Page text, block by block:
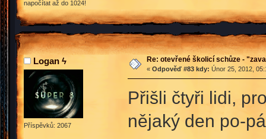
napočítat až do 1024!
Logan ϟ
Příspěvků: 2067
Re: otevřené školicí schůze -
« Odpověď #83 kdy: Únor 25, 2012,
Přišli čtyři lidi,
nějaký den po-